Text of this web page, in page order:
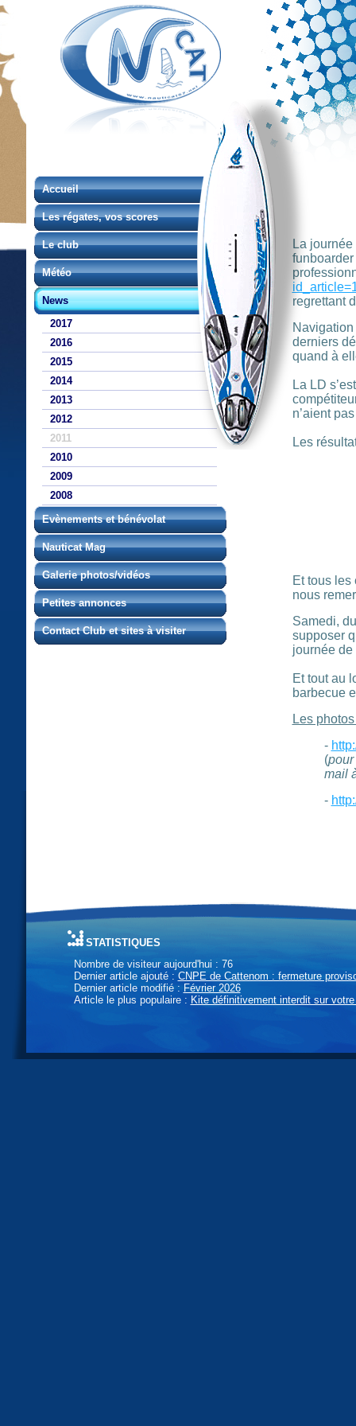
Accueil
Les régates, vos scores
Le club
Météo
News
2017
2016
2015
2014
2013
2012
2011
2010
2009
2008
Evènements et bénévolat
Nauticat Mag
Galerie photos/vidéos
Petites annonces
Contact Club et sites à visiter
La
regrettant
derniers
quand à
La LD
n’aient
Les
Et tous les
nous
Samedi,
supposer
journée
Et tout au
barbecue
Les
-
(pour
mail
-
statistiques
Nombre de visiteur aujourd'hui : 76
Dernier article ajouté : CNPE de Cattenom : fermeture
Dernier article modifié : Février 2026
Article le plus populaire : Kite définitivement interdit sur